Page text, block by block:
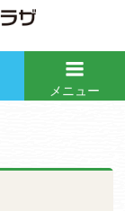
メニュー